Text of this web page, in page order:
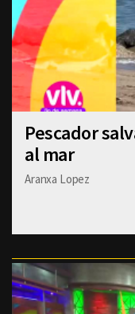
Pescador
al mar
Aranxa Lopez